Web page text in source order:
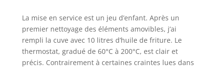
ranger dans
n'importe quel coin
de votre comptoir.
La mise en service est un jeu d’enfant. Après un
premier nettoyage des éléments amovibles, j’ai
rempli la cuve avec 10 litres d’huile de friture. Le
thermostat, gradué de 60°C à 200°C, est clair et
précis. Contrairement à certaines craintes lues dans